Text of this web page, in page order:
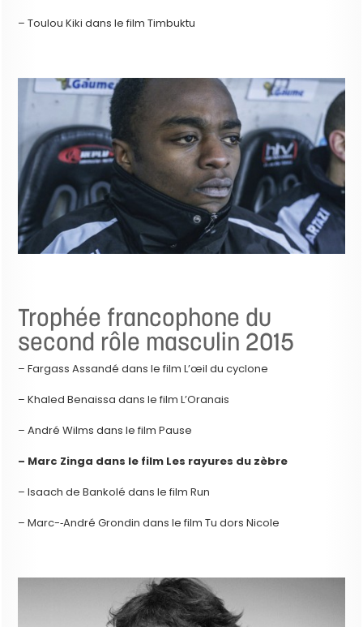
– Toulou Kiki dans le film Timbuktu
Trophée francophone du
second rôle masculin 2015
– Fargass Assandé dans le film L’œil du cyclone
– Khaled Benaissa dans le film L’Oranais
– André Wilms dans le film Pause
– Marc Zinga dans le film Les rayures du zèbre
– Isaach de Bankolé dans le film Run
– Marc-­‐André Grondin dans le film Tu dors Nicole